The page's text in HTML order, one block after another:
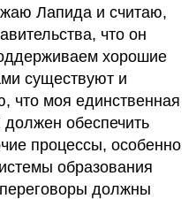
Лапида и считаю,
что он
хорошие
существуют и
что моя единственная
обеспечить
процессы, особенно
образования
должны